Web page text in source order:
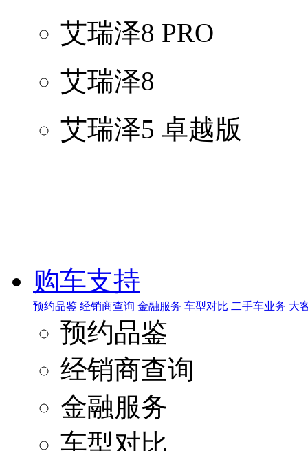
艾瑞泽8 PRO
艾瑞泽8
艾瑞泽5 卓越版
购车支持
预约品鉴 经销商查询 金融服务 车型对比 二手车业务 大
预约品鉴
经销商查询
金融服务
车型对比